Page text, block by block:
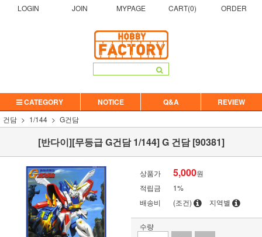
LOGIN JOIN MYPAGE CART(0) ORDER
CATEGORY NOTICE Q&A REVIEW
건담 1/144 G건담
[반다이][무등급 G건담 1/144] G 건담 [90381]
상품가 5,000원
적립금
1%
배송비
(조건) 지역별
수량